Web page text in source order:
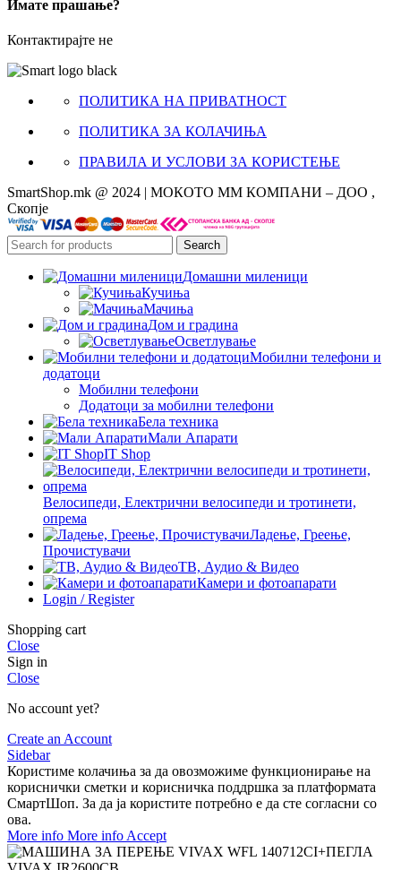
Имате прашање?
Контактирајте не
ПОЛИТИКА НА ПРИВАТНОСТ
ПОЛИТИКА ЗА КОЛАЧИЊА
ПРАВИЛА И УСЛОВИ ЗА КОРИСТЕЊЕ
SmartShop.mk @ 2024 | МОКОТО ММ КОМПАНИ – ДОО ,
Скопје
Search
Домашни миленици
Кучиња
Мачиња
Дом и градина
Осветлување
Мобилни телефони и
додатоци
Мобилни телефони
Додатоци за мобилни телефони
Бела техника
Мали Апарати
IT Shop
Велосипеди, Електрични велосипеди и тротинети,
опрема
Ладење, Греење,
Прочистувачи
ТВ, Аудио & Видео
Камери и фотоапарати
Login / Register
Shopping cart
Close
Sign in
Close
No account yet?
Create an Account
Sidebar
Користиме колачиња за да овозможиме функционирање на
кориснички сметки и корисничка поддршка за платформата
СмартШоп. За да ја користите потребно е да сте согласни со
ова.
More info More info Accept